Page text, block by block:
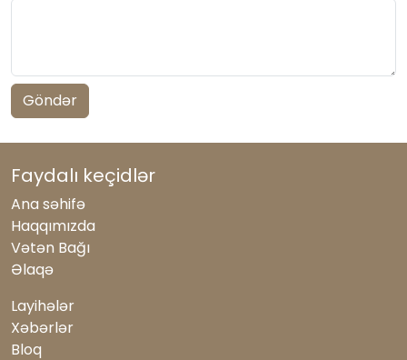
Göndər
Faydalı keçidlər
Ana səhifə
Haqqımızda
Vətən Bağı
Əlaqə
Layihələr
Xəbərlər
Bloq